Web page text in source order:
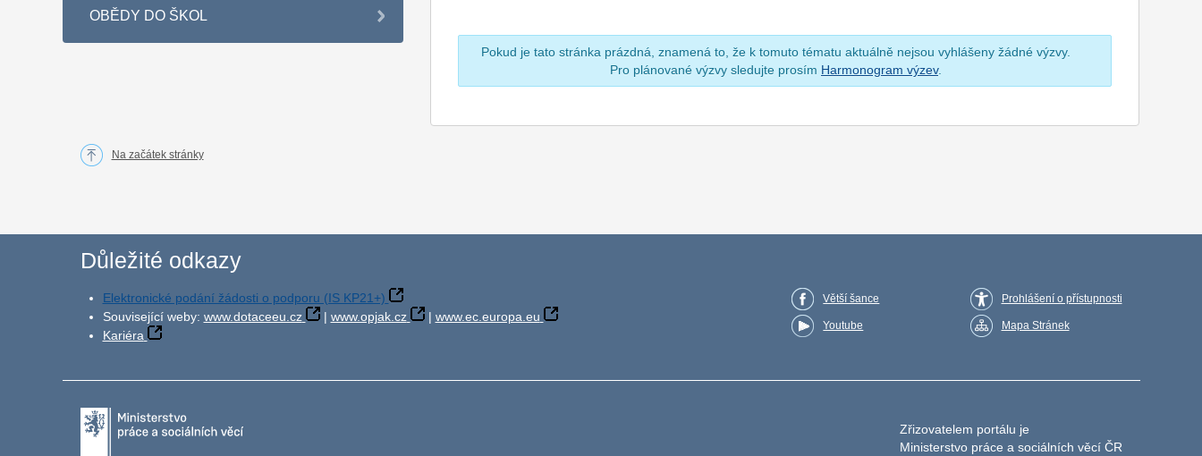
OBĚDY DO ŠKOL
Pokud je tato stránka prázdná, znamená to, že k tomuto tématu aktuálně nejsou vyhlášeny žádné výzvy.
Pro plánované výzvy sledujte prosím Harmonogram výzev.
Na začátek stránky
Důležité odkazy
Elektronické podání žádosti o podporu (IS KP21+)
Související weby: www.dotaceeu.cz | www.opjak.cz | www.ec.europa.eu
Kariéra
Větší šance
Youtube
Prohlášení o přístupnosti
Mapa Stránek
Zřizovatelem portálu je
Ministerstvo práce a sociálních věcí ČR